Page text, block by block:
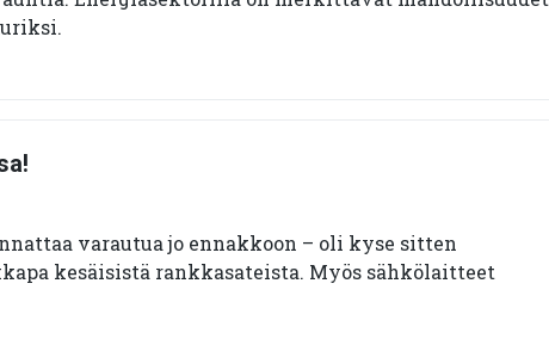
varautua jo ennakkoon – oli kyse sitten
kesäisistä rankkasateista. Myös sähkölaitteet